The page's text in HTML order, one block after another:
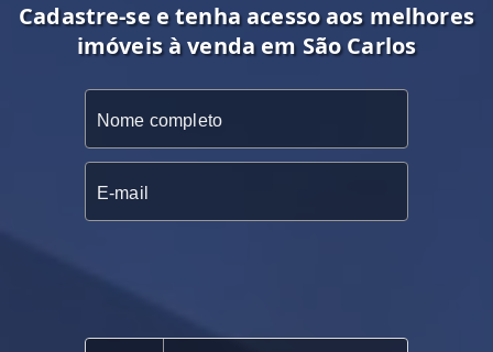
Cadastre-se e tenha acesso aos melhores
imóveis à venda em São Carlos